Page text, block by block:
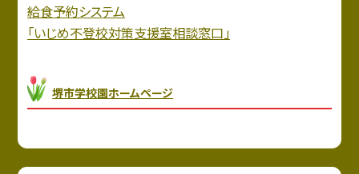
給食予約システム
「いじめ不登校対策支援室相談窓口」
堺市学校園ホームページ